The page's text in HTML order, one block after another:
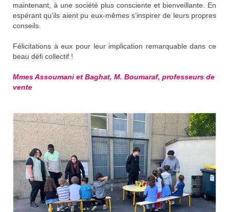
maintenant, à une société plus consciente et bienveillante. En
espérant qu’ils aient pu eux-mêmes s’inspirer de leurs propres
conseils.
Félicitations à eux pour leur implication remarquable dans ce
beau défi collectif !
Mmes Assoumani et Baghat, M. Boumaraf, professeurs de
vente